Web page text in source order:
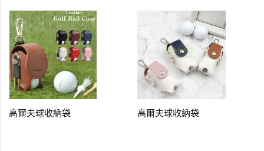
高爾夫球收納袋 高爾夫球收納袋